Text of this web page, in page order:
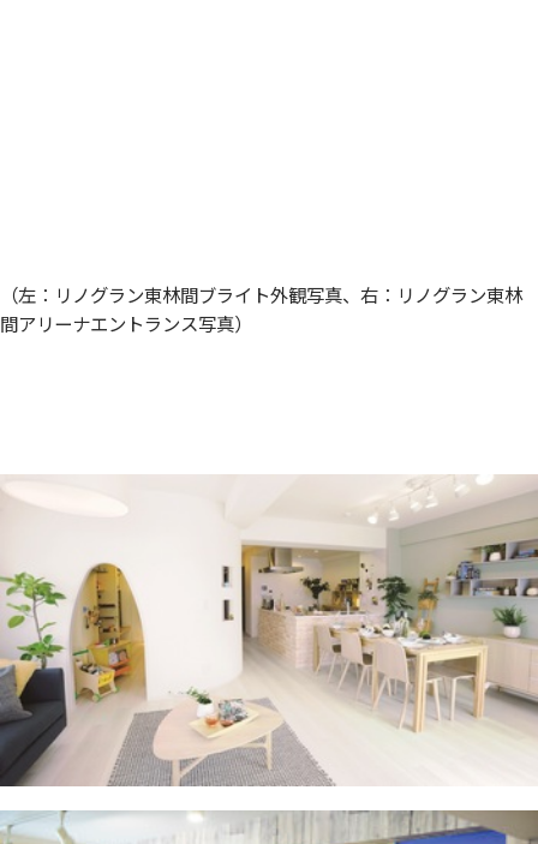
（左：リノグラン東林間ブライト外観写真、右：リノグラン東林
間アリーナエントランス写真）